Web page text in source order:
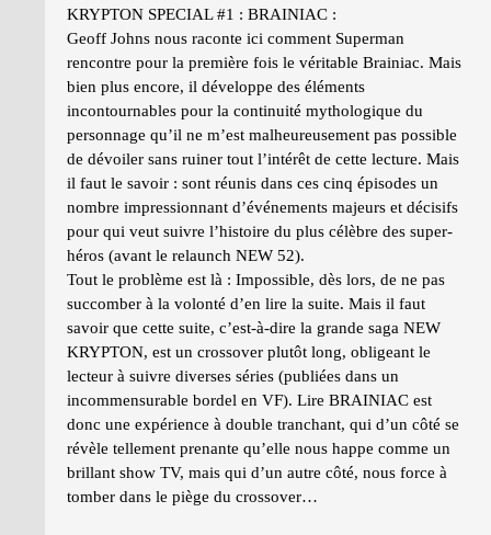
KRYPTON SPECIAL #1 : BRAINIAC :
Geoff Johns nous raconte ici comment Superman
rencontre pour la première fois le véritable Brainiac. Mais
bien plus encore, il développe des éléments
incontournables pour la continuité mythologique du
personnage qu’il ne m’est malheureusement pas possible
de dévoiler sans ruiner tout l’intérêt de cette lecture. Mais
il faut le savoir : sont réunis dans ces cinq épisodes un
nombre impressionnant d’événements majeurs et décisifs
pour qui veut suivre l’histoire du plus célèbre des super-
héros (avant le relaunch NEW 52).
Tout le problème est là : Impossible, dès lors, de ne pas
succomber à la volonté d’en lire la suite. Mais il faut
savoir que cette suite, c’est-à-dire la grande saga NEW
KRYPTON, est un crossover plutôt long, obligeant le
lecteur à suivre diverses séries (publiées dans un
incommensurable bordel en VF). Lire BRAINIAC est
donc une expérience à double tranchant, qui d’un côté se
révèle tellement prenante qu’elle nous happe comme un
brillant show TV, mais qui d’un autre côté, nous force à
tomber dans le piège du crossover…